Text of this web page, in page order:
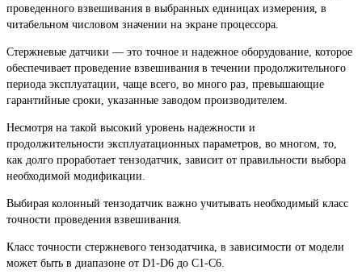
проведенного взвешивания в выбранных единицах измерения, в
читабельном числовом значении на экране процессора.
Стержневые датчики — это точное и надежное оборудование, которое
обеспечивает проведение взвешивания в течении продолжительного
периода эксплуатации, чаще всего, во много раз, превышающие
гарантийные сроки, указанные заводом производителем.
Несмотря на такой высокий уровень надежности и
продолжительности эксплуатационных параметров, во многом, то,
как долго проработает тензодатчик, зависит от правильности выбора
необходимой модификации.
Выбирая колонный тензодатчик важно учитывать необходимый класс
точности проведения взвешивания.
Класс точности стержневого тензодатчика, в зависимости от модели
может быть в диапазоне от D1-D6 до C1-C6.